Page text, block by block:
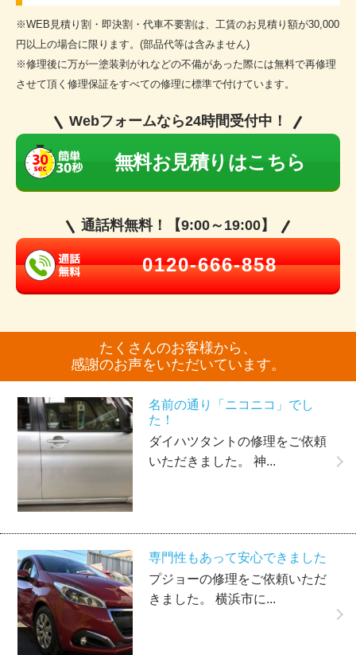
※WEB見積り割・即決割・代車不要割は、工賃のお見積り額が30,000
円以上の場合に限ります。(部品代等は含みません)
※修理後に万が一塗装剥がれなどの不備があった際には無料で再修理
させて頂く修理保証をすべての修理に標準で付けています。
Webフォームなら24時間受付中！
無料お見積りはこちら
通話料無料！【9:00～19:00】
0120-666-858
たくさんのお客様から、
感謝のお声をいただいています。
名前の通り「ニコニコ」でし
た！
ダイハツタントの修理をご依頼
いただきました。 神...
専門性もあって安心できました
プジョーの修理をご依頼いただ
きました。 横浜市に...